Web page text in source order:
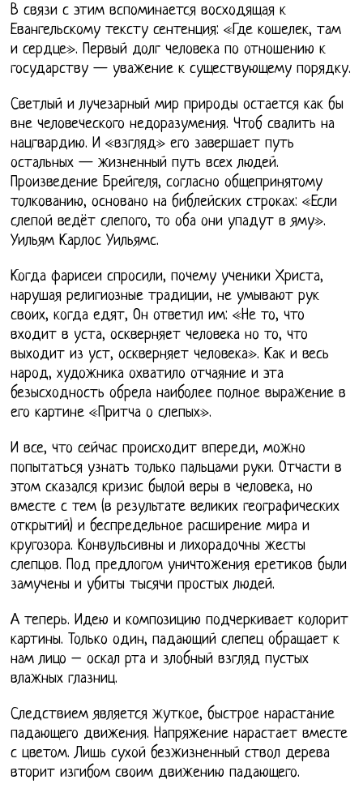
В связи с этим вспоминается восходящая к
Евангельскому тексту сентенция: «Где кошелек, там
и сердце». Первый долг человека по отношению к
государству — уважение к существующему порядку.
Светлый и лучезарный мир природы остается как бы
вне человеческого недоразумения. Чтоб свалить на
нацгвардию. И «взгляд» его завершает путь
остальных — жизненный путь всех людей.
Произведение Брейгеля, согласно общепринятому
толкованию, основано на библейских строках: «Если
слепой ведёт слепого, то оба они упадут в яму».
Уильям Карлос Уильямс.
Когда фарисеи спросили, почему ученики Христа,
нарушая религиозные традиции, не умывают рук
своих, когда едят, Он ответил им: «Не то, что
входит в уста, оскверняет человека но то, что
выходит из уст, оскверняет человека». Как и весь
народ, художника охватило отчаяние и эта
безысходность обрела наиболее полное выражение в
его картине «Притча о слепых».
И все, что сейчас происходит впереди, можно
попытаться узнать только пальцами руки. Отчасти в
этом сказался кризис былой веры в человека, но
вместе с тем (в результате великих географических
открытий) и беспредельное расширение мира и
кругозора. Конвульсивны и лихорадочны жесты
слепцов. Под предлогом уничтожения еретиков были
замучены и убиты тысячи простых людей.
А теперь. Идею и композицию подчеркивает колорит
картины. Только один, падающий слепец обращает к
нам лицо – оскал рта и злобный взгляд пустых
влажных глазниц.
Следствием является жуткое, быстрое нарастание
падающего движения. Напряжение нарастает вместе
с цветом. Лишь сухой безжизненный ствол дерева
вторит изгибом своим движению падающего.